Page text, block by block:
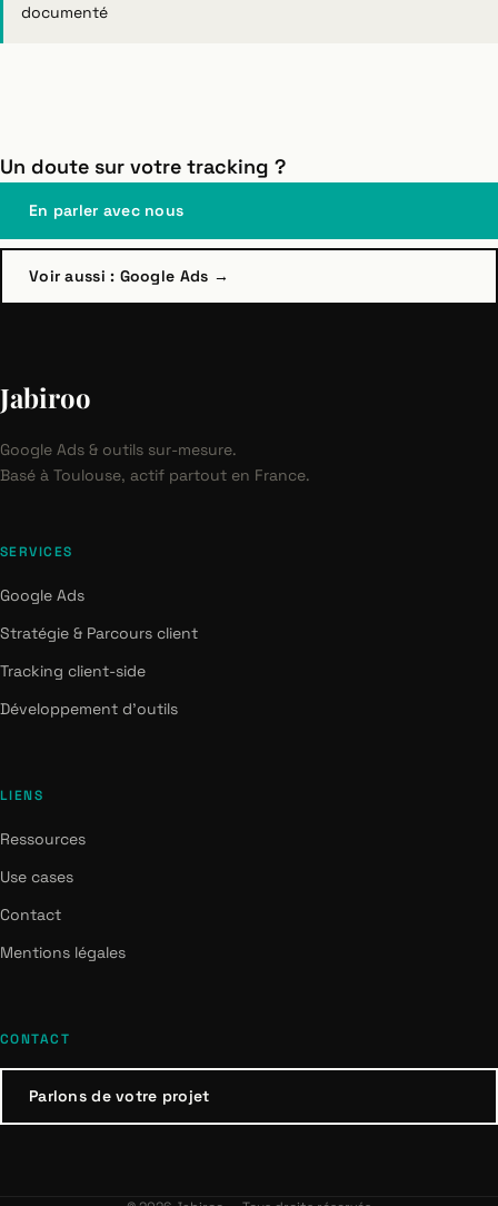
documenté
Un doute sur votre tracking ?
En parler avec nous
Voir aussi : Google Ads →
Jabiroo
Google Ads & outils sur-mesure.
Basé à Toulouse, actif partout en France.
SERVICES
Google Ads
Stratégie & Parcours client
Tracking client-side
Développement d'outils
LIENS
Ressources
Use cases
Contact
Mentions légales
CONTACT
Parlons de votre projet